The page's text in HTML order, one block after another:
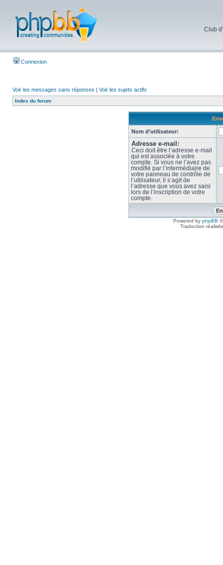
Club
Connexion
Voir les messages sans réponses | Voir les sujets actifs
Index du forum
Nom d’utilisateur:
Adresse e-mail:
Ceci doit être l’adresse e-mail
qui est associée à votre
compte. Si vous ne l’avez pas
modifié par l’intermédiaire de
votre panneau de contrôle de
l’utilisateur, il s’agit de
l’adresse que vous avez saisi
lors de l’inscription de votre
compte.
Powered by phpBB
Traduction